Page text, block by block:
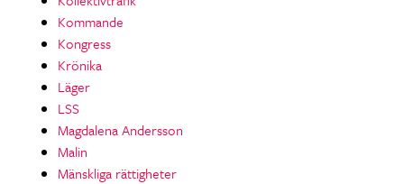
Kommande
Kongress
Krönika
Läger
LSS
Magdalena Andersson
Malin
Mänskliga rättigheter